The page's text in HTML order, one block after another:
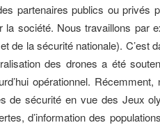
partenaires publics ou privés
la société. Nous travaillons par
de la sécurité nationale). C’est
des drones a été
opérationnel.
de sécurité en vue des Jeux
d’information des